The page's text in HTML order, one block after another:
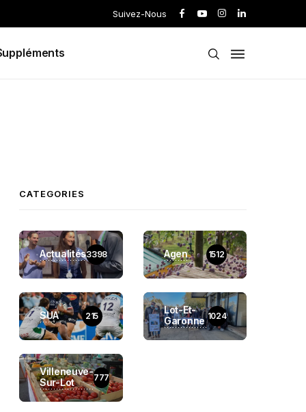
Suivez-Nous
CATEGORIES
Actualités3398 Agen 1512
SUA 215
Lot-Et-
Garonne 1024
Villeneuve-
Sur-Lot
777